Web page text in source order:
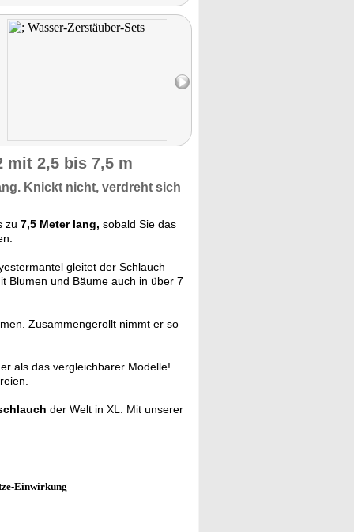
mit 2,5 bis 7,5 m
Knickt nicht, verdreht sich
zu 7,5 Meter lang, sobald Sie das
gleitet der Schlauch
Blumen und Bäume auch in über 7
Zusammengerollt nimmt er so
als das vergleichbarer Modelle!
der Welt in XL: Mit unserer
Einwirkung